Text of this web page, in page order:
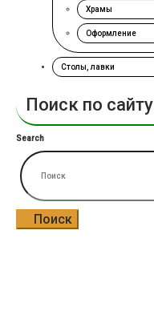
Храмы
Оформление
Столы, лавки
Поиск по сайту
Search
Поиск